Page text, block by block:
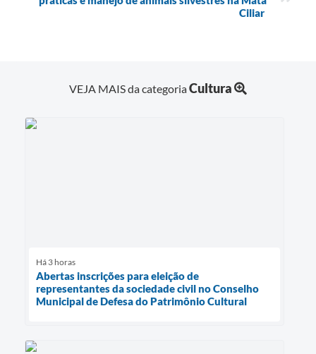
Ciliar
VEJA MAIS da categoriaCultura
Há 3 horas
Abertas inscrições para eleição de
representantes da sociedade civil no Conselho
Municipal de Defesa do Patrimônio Cultural